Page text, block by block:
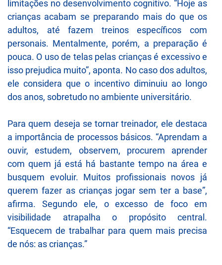
limitações no desenvolvimento cognitivo. “Hoje as
crianças acabam se preparando mais do que os
adultos, até fazem treinos específicos com
personais. Mentalmente, porém, a preparação é
pouca. O uso de telas pelas crianças é excessivo e
isso prejudica muito”, aponta. No caso dos adultos,
ele considera que o incentivo diminuiu ao longo
dos anos, sobretudo no ambiente universitário.
Para quem deseja se tornar treinador, ele destaca
a importância de processos básicos. “Aprendam a
ouvir, estudem, observem, procurem aprender
com quem já está há bastante tempo na área e
busquem evoluir. Muitos profissionais novos já
querem fazer as crianças jogar sem ter a base”,
afirma. Segundo ele, o excesso de foco em
visibilidade atrapalha o propósito central.
“Esquecem de trabalhar para quem mais precisa
de nós: as crianças.”